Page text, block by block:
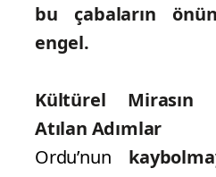
bu çabaların
engel.
Kültürel Mirasın
Atılan Adımlar
Ordu’nun